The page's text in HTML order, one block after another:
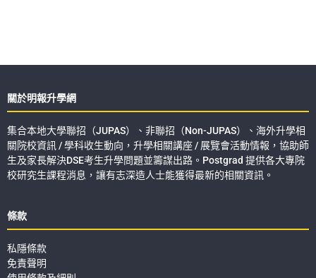
關於明報升學網
集合本地大學聯招（JUPAS）、非聯招（Non-JUPAS）、海外升學相
關院校資訊 / 學科收生動向，升學相關講座 / 展覽會活動情報，協助師
生及家長解決DSE考生升學問題並籌謀出路。Postgrad 提供各大專院
校研究生課程消息，讓有志深造人士能獲得最新的相關資訊。
條款
私隱條款
免責聲明